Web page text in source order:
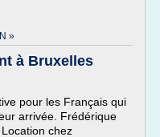
»
à Bruxelles
pour les Français qui
arrivée. Frédérique
chez